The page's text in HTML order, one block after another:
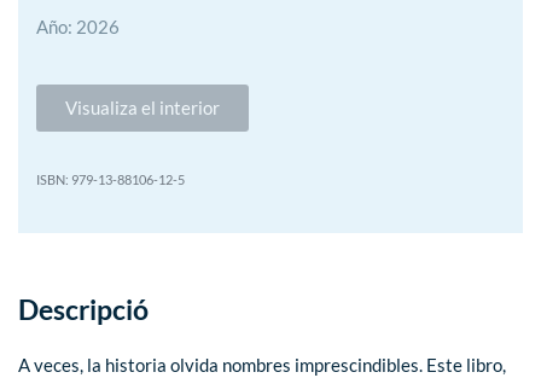
Año: 2026
Visualiza el interior
979-13-88106-12-5
Descripció
A veces, la historia olvida nombres imprescindibles. Este libro,